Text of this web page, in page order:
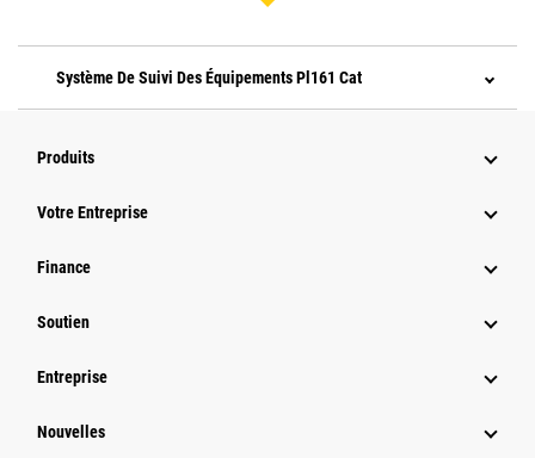
Système De Suivi Des Équipements Pl161 Cat
Produits
Votre Entreprise
Finance
Soutien
Entreprise
Nouvelles